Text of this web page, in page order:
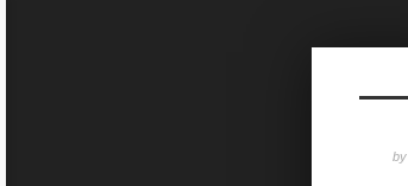
by
Sketchbook5, 스케치북5